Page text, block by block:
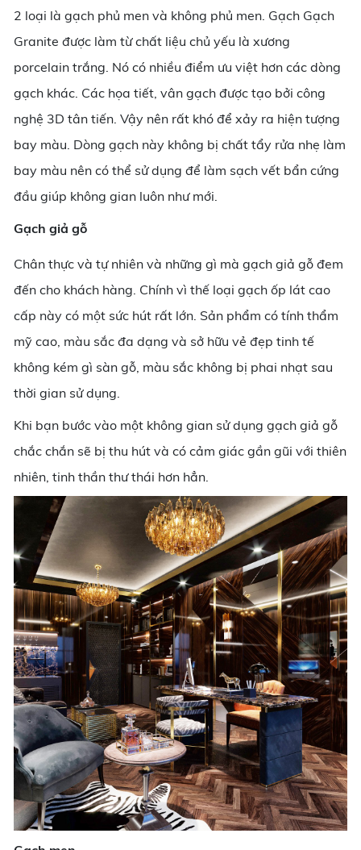
2 loại là gạch phủ men và không phủ men. Gạch Gạch
Granite được làm từ chất liệu chủ yếu là xương
porcelain trắng. Nó có nhiều điểm ưu việt hơn các dòng
gạch khác. Các họa tiết, vân gạch được tạo bởi công
nghệ 3D tân tiến. Vậy nên rất khó để xảy ra hiện tượng
bay màu. Dòng gạch này không bị chất tẩy rửa nhẹ làm
bay màu nên có thể sử dụng để làm sạch vết bẩn cứng
đầu giúp không gian luôn như mới.
Gạch giả gỗ
Chân thực và tự nhiên và những gì mà gạch giả gỗ đem
đến cho khách hàng. Chính vì thế loại gạch ốp lát cao
cấp này có một sức hút rất lớn. Sản phẩm có tính thẩm
mỹ cao, màu sắc đa dạng và sở hữu vẻ đẹp tinh tế
không kém gì sàn gỗ, màu sắc không bị phai nhạt sau
thời gian sử dụng.
Khi bạn bước vào một không gian sử dụng gạch giả gỗ
chắc chắn sẽ bị thu hút và có cảm giác gần gũi với thiên
nhiên, tinh thần thư thái hơn hẳn.